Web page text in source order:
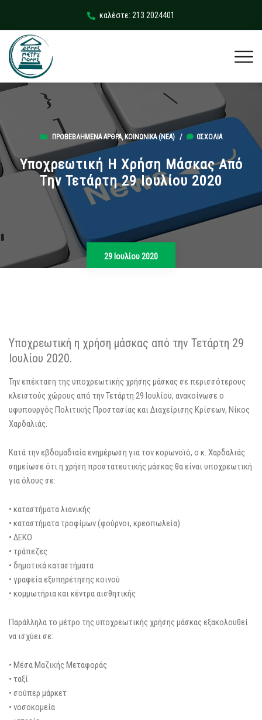
καλέστε: 213 2024401
ΠΡΟΒΕΒΛΗΜΈΝΑ ΆΡΘΡΑ, ΚΟΙΝΩΝΙΚΆ (ΝΕΑ)/ 0ΣΧΌΛΙΑ
Υποχρεωτική Η Χρήση Μάσκας Από
Την Τετάρτη 29 Ιουλίου 2020
29 Ιουλίου 2020
Υποχρεωτική η χρήση μάσκας από την Τετάρτη 29
Ιουλίου 2020.
Την επέκταση της υποχρεωτικής χρήσης μάσκας σε περισσότερους
κλειστούς χώρους από την Τετάρτη 29 Ιουλίου, ανακοίνωσε ο
υφυπουργός Πολιτικής Προστασίας και Διαχείρισης Κρίσεων, Νίκος
Χαρδαλιάς.
Κατά την εβδομαδιαία ενημέρωση για τον κορωνοϊό, ο κ. Χαρδαλιάς
σημείωσε ότι η χρήση προστατευτικής μάσκας θα είναι υποχρεωτική
για όλους σε:
• καταστήματα λιανικής
• καταστήματα τροφίμων (φούρνοι, κρεοπωλεία)
• ΔΕΚΟ
• τράπεζες
• δημοτικά καταστήματα
• γραφεία εξυπηρέτησης κοινού
• κομμωτήρια και κέντρα αισθητικής
Παράλληλα το μέτρο της υποχρεωτικής χρήσης μάσκας εξακολουθεί
να ισχύει σε:
• Μέσα Μαζικής Μεταφοράς
• ταξί
• σούπερ μάρκετ
• νοσοκομεία